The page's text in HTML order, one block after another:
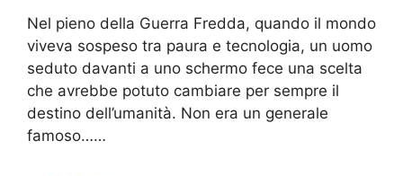
Nel pieno della Guerra Fredda, quando il mondo
viveva sospeso tra paura e tecnologia, un uomo
seduto davanti a uno schermo fece una scelta
che avrebbe potuto cambiare per sempre il
destino dell’umanità. Non era un generale
famoso……